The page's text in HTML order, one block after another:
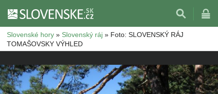
Slovenské hory » Slovenský ráj » Foto: SLOVENSKÝ RÁJ
TOMAŠOVSKY VÝHLED